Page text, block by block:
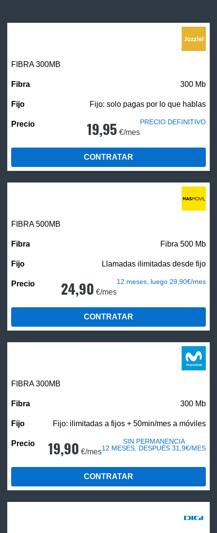
FIBRA 300MB
300 Mb
Fijo: solo pagas por lo que hablas
19,95 €/mes
PRECIO DEFINITIVO
CONTRATAR
FIBRA500MB
Fibra 500 Mb
Llamadas ilimitadas desde fijo
24,90 €/mes
12 meses, luego 29,90€/mes
CONTRATAR
FIBRA 300MB
300 Mb
Fijo: ilimitadas a fijos + 50min/mes a móviles
19,90 €/mes
SIN PERMANENCIA
12 MESES, DESPUÉS 31,9€/MES
CONTRATAR